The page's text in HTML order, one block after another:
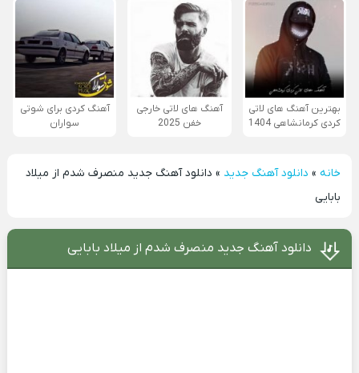
بهترین آهنگ های لاتی
کردی کرمانشاهی 1404
آهنگ های لاتی خارجی
خفن 2025
آهنگ کردی برای شوتی
سواران
خانه» دانلود آهنگ جدید » دانلود آهنگ جدید منصرف شدم از میلاد
بابایی
دانلود آهنگ جدید منصرف شدم از میلاد بابایی